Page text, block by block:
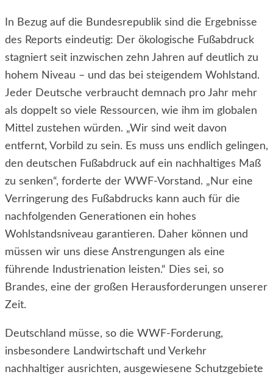
In Bezug auf die Bundesrepublik sind die Ergebnisse
des Reports eindeutig: Der ökologische Fußabdruck
stagniert seit inzwischen zehn Jahren auf deutlich zu
hohem Niveau – und das bei steigendem Wohlstand.
Jeder Deutsche verbraucht demnach pro Jahr mehr
als doppelt so viele Ressourcen, wie ihm im globalen
Mittel zustehen würden. „Wir sind weit davon
entfernt, Vorbild zu sein. Es muss uns endlich gelingen,
den deutschen Fußabdruck auf ein nachhaltiges Maß
zu senken“, forderte der WWF-Vorstand. „Nur eine
Verringerung des Fußabdrucks kann auch für die
nachfolgenden Generationen ein hohes
Wohlstandsniveau garantieren. Daher können und
müssen wir uns diese Anstrengungen als eine
führende Industrienation leisten.“ Dies sei, so
Brandes, eine der großen Herausforderungen unserer
Zeit.
Deutschland müsse, so die WWF-Forderung,
insbesondere Landwirtschaft und Verkehr
nachhaltiger ausrichten, ausgewiesene Schutzgebiete